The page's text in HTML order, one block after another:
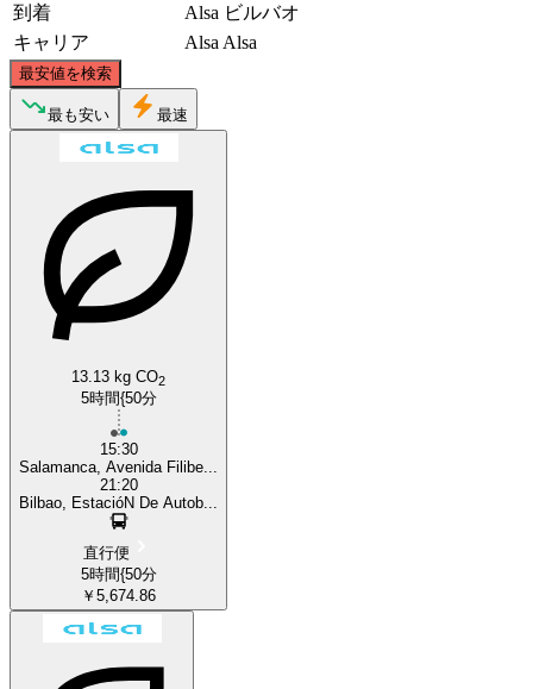
到着
Alsa ビルバオ
キャリア
Alsa Alsa
最安値を検索
最も安い 最速
13.13 kg CO2
5時間{50分
15:30
Salamanca, Avenida Filibe...
21:20
Bilbao, EstacióN De Autob...
直行便
5時間{50分
￥5,674.86